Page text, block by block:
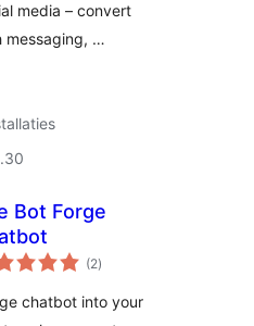
media – convert
messaging, …
Bot Forge
(2totaal
waarderingen
)
chatbot into your